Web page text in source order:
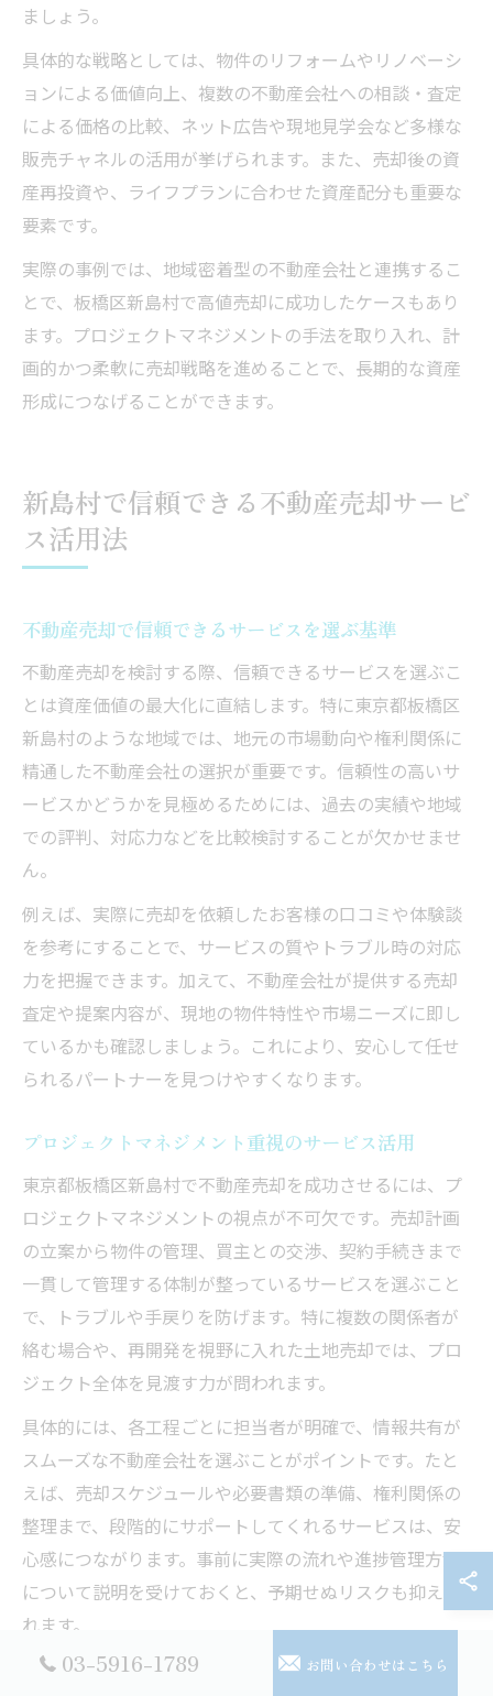
ましょう。
具体的な戦略としては、物件のリフォームやリノベーシ
ョンによる価値向上、複数の不動産会社への相談・査定
による価格の比較、ネット広告や現地見学会など多様な
販売チャネルの活用が挙げられます。また、売却後の資
産再投資や、ライフプランに合わせた資産配分も重要な
要素です。
実際の事例では、地域密着型の不動産会社と連携するこ
とで、板橋区新島村で高値売却に成功したケースもあり
ます。プロジェクトマネジメントの手法を取り入れ、計
画的かつ柔軟に売却戦略を進めることで、長期的な資産
形成につなげることができます。
新島村で信頼できる不動産売却サービ
ス活用法
不動産売却で信頼できるサービスを選ぶ基準
不動産売却を検討する際、信頼できるサービスを選ぶこ
とは資産価値の最大化に直結します。特に東京都板橋区
新島村のような地域では、地元の市場動向や権利関係に
精通した不動産会社の選択が重要です。信頼性の高いサ
ービスかどうかを見極めるためには、過去の実績や地域
での評判、対応力などを比較検討することが欠かせませ
ん。
例えば、実際に売却を依頼したお客様の口コミや体験談
を参考にすることで、サービスの質やトラブル時の対応
力を把握できます。加えて、不動産会社が提供する売却
査定や提案内容が、現地の物件特性や市場ニーズに即し
ているかも確認しましょう。これにより、安心して任せ
られるパートナーを見つけやすくなります。
プロジェクトマネジメント重視のサービス活用
東京都板橋区新島村で不動産売却を成功させるには、プ
ロジェクトマネジメントの視点が不可欠です。売却計画
の立案から物件の管理、買主との交渉、契約手続きまで
一貫して管理する体制が整っているサービスを選ぶこと
で、トラブルや手戻りを防げます。特に複数の関係者が
絡む場合や、再開発を視野に入れた土地売却では、プロ
ジェクト全体を見渡す力が問われます。
具体的には、各工程ごとに担当者が明確で、情報共有が
スムーズな不動産会社を選ぶことがポイントです。たと
えば、売却スケジュールや必要書類の準備、権利関係の
整理まで、段階的にサポートしてくれるサービスは、安
心感につながります。事前に実際の流れや進捗管理方法
について説明を受けておくと、予期せぬリスクも抑えら
れます。
03-5916-1789 お問い合わせはこちら